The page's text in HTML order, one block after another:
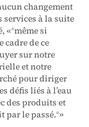
changement
services à la suite
° même si
cadre de ce
sur notre
et notre
pour diriger
défis liés à l’eau
des produits et
par le passé.°»